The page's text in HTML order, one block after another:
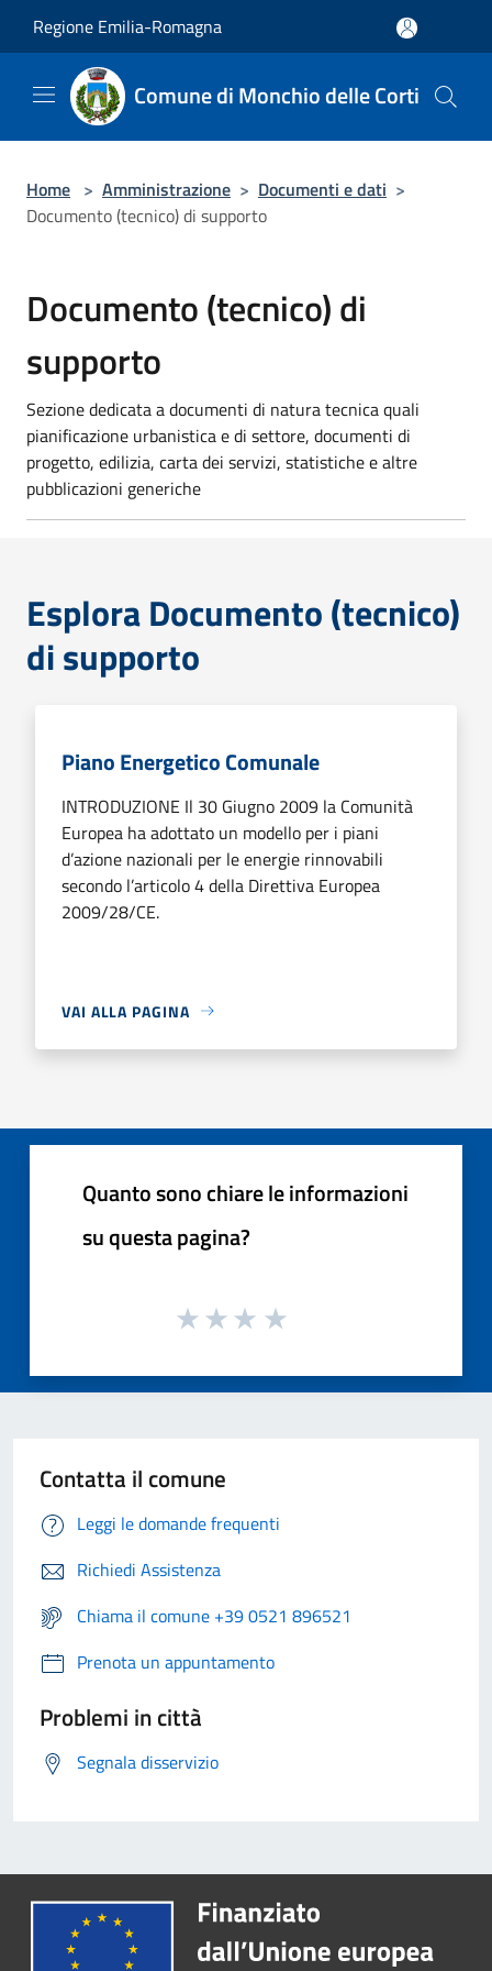
Regione Emilia-Romagna
Comune di Monchio delle Corti
Home > Amministrazione > Documenti e dati >
Documento (tecnico) di supporto
Documento (tecnico) di
supporto
Sezione dedicata a documenti di natura tecnica quali
pianificazione urbanistica e di settore, documenti di
progetto, edilizia, carta dei servizi, statistiche e altre
pubblicazioni generiche
Esplora Documento (tecnico)
di supporto
Piano Energetico Comunale
INTRODUZIONE Il 30 Giugno 2009 la Comunità
Europea ha adottato un modello per i piani
d’azione nazionali per le energie rinnovabili
secondo l’articolo 4 della Direttiva Europea
2009/28/CE.
VAI ALLA PAGINA
Quanto sono chiare le informazioni
su questa pagina?
Contatta il comune
Leggi le domande frequenti
Richiedi Assistenza
Chiama il comune +39 0521 896521
Prenota un appuntamento
Problemi in città
Segnala disservizio